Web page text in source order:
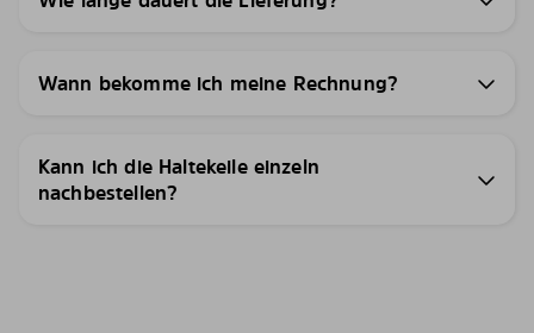
Wann bekomme ich meine Rechnung?
Kann ich die Haltekeile einzeln
nachbestellen?